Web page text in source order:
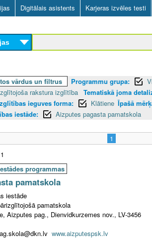
Digitālais asistents Karjeras izvēles testi
vārdus un filtrus Programmu grupa:
rakstura izglītība Tematiskā joma
ieguves forma: Klātiene Īpašā
iestāde: Aizputes pagasta pamatskola
1
programmas
pamatskola
iestāde
pamatskola
Aizputes pag., Dienvidkurzemes nov., LV-3456
www.aizputespsk.lv